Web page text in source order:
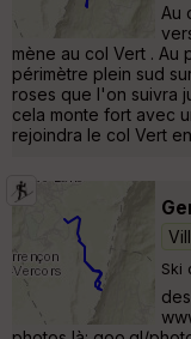
Au
mène au col Vert . Au
périmètre plein sud
roses que l'on suivra
cela monte fort avec
rejoindra le col Vert
Ski